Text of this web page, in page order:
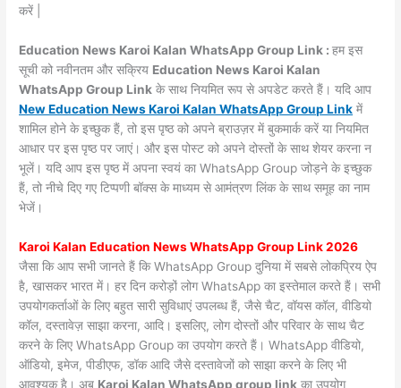
करें |
Education News Karoi Kalan WhatsApp Group Link :हम इस
सूची को नवीनतम और सक्रिय Education News Karoi Kalan
WhatsApp Group Link के साथ नियमित रूप से अपडेट करते हैं। यदि आप
New Education News Karoi Kalan WhatsApp Group Link में
शामिल होने के इच्छुक हैं, तो इस पृष्ठ को अपने ब्राउज़र में बुकमार्क करें या नियमित
आधार पर इस पृष्ठ पर जाएं। और इस पोस्ट को अपने दोस्तों के साथ शेयर करना न
भूलें। यदि आप इस पृष्ठ में अपना स्वयं का WhatsApp Group जोड़ने के इच्छुक
हैं, तो नीचे दिए गए टिप्पणी बॉक्स के माध्यम से आमंत्रण लिंक के साथ समूह का नाम
भेजें।
Karoi Kalan Education News WhatsApp Group Link 2026
जैसा कि आप सभी जानते हैं कि WhatsApp Group दुनिया में सबसे लोकप्रिय ऐप
है, खासकर भारत में। हर दिन करोड़ों लोग WhatsApp का इस्तेमाल करते हैं। सभी
उपयोगकर्ताओं के लिए बहुत सारी सुविधाएं उपलब्ध हैं, जैसे चैट, वॉयस कॉल, वीडियो
कॉल, दस्तावेज़ साझा करना, आदि। इसलिए, लोग दोस्तों और परिवार के साथ चैट
करने के लिए WhatsApp Group का उपयोग करते हैं। WhatsApp वीडियो,
ऑडियो, इमेज, पीडीएफ, डॉक आदि जैसे दस्तावेजों को साझा करने के लिए भी
आवश्यक है। अब Karoi Kalan WhatsApp group link का उपयोग